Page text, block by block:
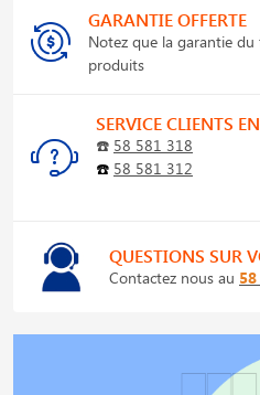
GARANTIE OFFERTE
Notez que la garantie
produits
SERVICE CLIENTS
☎️ 58 581 318
☎️ 58 581 312
QUESTIONS SUR
Contactez nous au